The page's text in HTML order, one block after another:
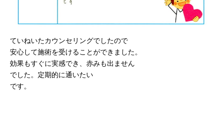
ていねいたカウンセリングでしたので
安心して施術を受けることができました。
効果もすぐに実感でき、赤みも出ません
でした。定期的に通いたい
です。